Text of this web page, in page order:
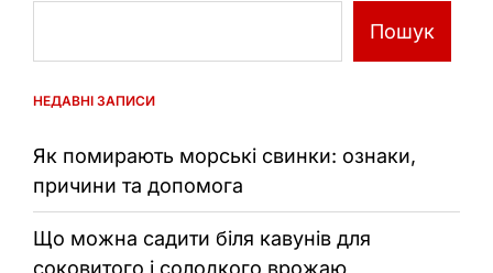
Пошук
НЕДАВНІ ЗАПИСИ
Як помирають морські свинки: ознаки,
причини та допомога
Що можна садити біля кавунів для
соковитого і солодкого врожаю